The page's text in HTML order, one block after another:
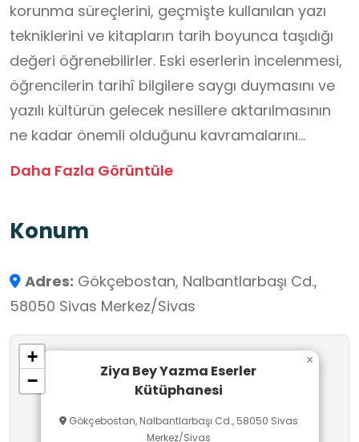
korunma süreçlerini, geçmişte kullanılan yazı
tekniklerini ve kitapların tarih boyunca taşıdığı
değeri öğrenebilirler. Eski eserlerin incelenmesi,
öğrencilerin tarihî bilgilere saygı duymasını ve
yazılı kültürün gelecek nesillere aktarılmasının
ne kadar önemli olduğunu kavramalarını
sağlar. Ayrıca kütüphanenin tarihçesi, bireysel
Daha Fazla Görüntüle
Konum
Adres: Gökçebostan, Nalbantlarbaşı Cd.,
58050 Sivas Merkez/Sivas
Ziya Bey Yazma Eserler
Kütüphanesi
Gökçebostan, Nalbantlarbaşı Cd., 58050 Sivas
Merkez/Sivas
×
+
−